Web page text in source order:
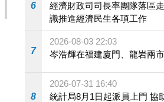
6
經濟財政司司長率團隊落區
識推進經濟民生各項工作
7
2026-08-03 22:03
岑浩輝在福建廈門、龍岩兩
8
2026-07-31 16:40
統計局8月1日起派員上門 協助住戶完成2026 中